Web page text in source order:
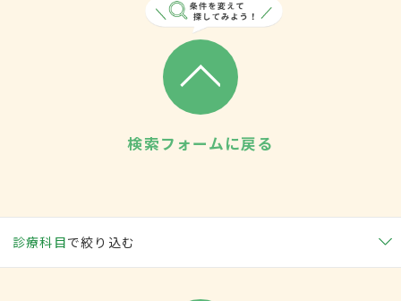
検索フォームに戻る
診療科目で絞り込む